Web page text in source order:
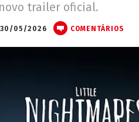
trailer oficial.
30/05/2026 COMENTÁRIOS